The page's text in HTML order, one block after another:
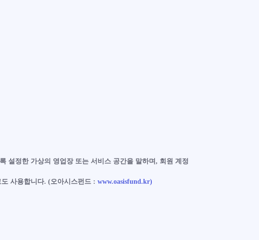
설정한 가상의 영업장 또는 서비스 공간을 말하며, 회원 계정
사용합니다. (오아시스펀드 : www.oasisfund.kr)